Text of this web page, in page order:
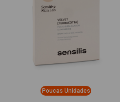
Poucas Unidades